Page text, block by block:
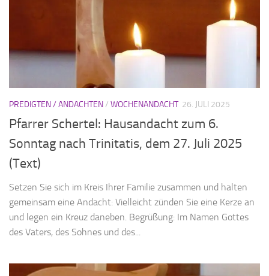
PREDIGTEN / ANDACHTEN/ WOCHENANDACHT 26. JULI 2025
Pfarrer Schertel: Hausandacht zum 6.
Sonntag nach Trinitatis, dem 27. Juli 2025
(Text)
Setzen Sie sich im Kreis Ihrer Familie zusammen und halten
gemeinsam eine Andacht: Vielleicht zünden Sie eine Kerze an
und legen ein Kreuz daneben. Begrüßung: Im Namen Gottes
des Vaters, des Sohnes und des...